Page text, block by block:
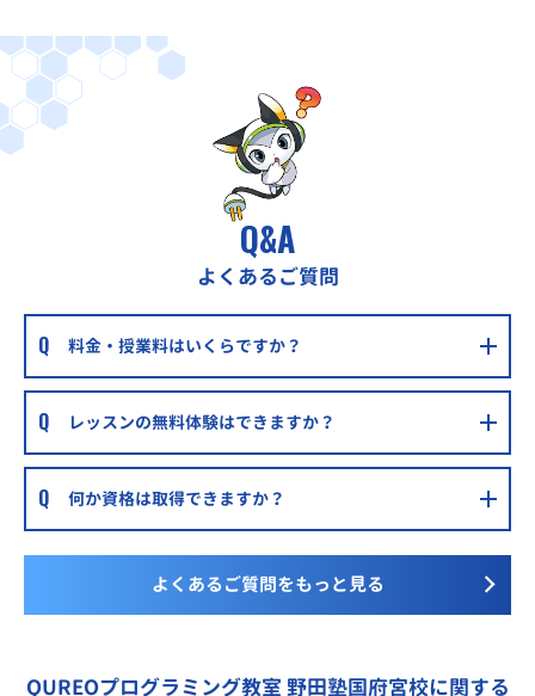
Q&A
よくあるご質問
料金・授業料はいくらですか？
レッスンの無料体験はできますか？
何か資格は取得できますか？
よくあるご質問をもっと見る
QUREOプログラミング教室 野田塾国府宮校に関する